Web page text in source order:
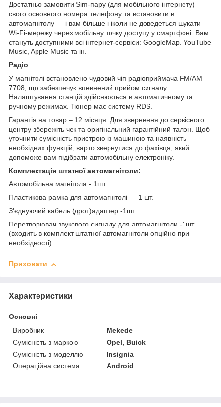
Достатньо замовити Sim-пару (для мобільного інтернету)
свого основного номера телефону та встановити в
автомагнітолу — і вам більше ніколи не доведеться шукати
Wi-Fi-мережу через мобільну точку доступу у смартфоні. Вам
стануть доступними всі інтернет-сервіси: GoogleMap, YouTube
Music, Apple Music та ін.
Радіо
У магнітолі встановлено чудовий чіп радіоприймача FM/AM
7708, що забезпечує впевнений прийом сигналу.
Налаштування станцій здійснюється в автоматичному та
ручному режимах. Тюнер має систему RDS.
Гарантія на товар – 12 місяця. Для звернення до сервісного
центру збережіть чек та оригінальний гарантійний талон. Щоб
уточнити сумісність пристрою із машиною та наявність
необхідних функцій, варто звернутися до фахівця, який
допоможе вам підібрати автомобільну електроніку.
Комплектація штатної автомагнітоли:
Автомобільна магнітола - 1шт
Пластикова рамка для автомагнітолі — 1 шт.
З'єднуючий кабель (дрот)адаптер -1шт
Перетворювач звукового сигналу для автомагнітоли -1шт
(входить в комплект штатної автомагнітоли опційно при
необхідності)
Приховати
Характеристики
Основні
Виробник
Mekede
Сумісність з маркою
Opel, Buick
Сумісність з моделлю
Insignia
Операційна система
Android